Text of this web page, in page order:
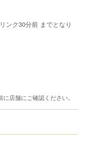
ンク30分前 までとなり
店舗にご確認ください。